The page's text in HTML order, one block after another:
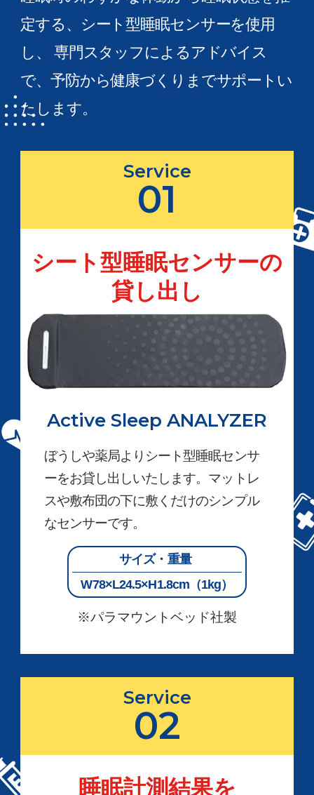
定する、シート型睡眠センサーを使用
し、
専門スタッフによるアドバイス
で、予防から健康づくりまでサポートい
たします。
Service
01
シート型睡眠センサーの
貸し出し
Active Sleep ANALYZER
ぼうしや薬局よりシート型睡眠センサ
ーをお貸し出しいたします。マットレ
スや敷布団の下に敷くだけのシンプル
なセンサーです。
サイズ・重量
W78×L24.5×H1.8cm（1kg）
※パラマウントベッド社製
Service
02
睡眠計測結果を